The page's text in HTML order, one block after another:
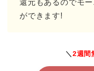
還元もあるのでモ
ができます!
＼ 2週間